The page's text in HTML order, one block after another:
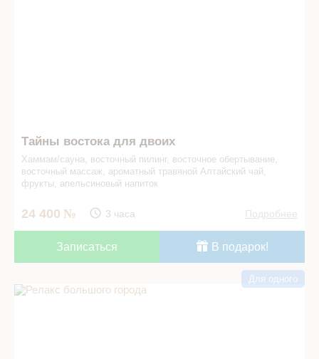
Тайны востока для двоих
Хаммам/сауна, восточный пилинг, восточное обертывание,
восточный массаж, ароматный травяной Алтайский чай,
фрукты, апельсиновый напиток
24 400 3 часа Подробнее
Записаться В подарок!
Релакс большого города в СПА салоне
Для одного